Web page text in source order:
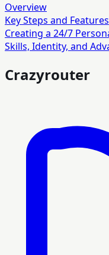
Overview
Key Steps and Features
Creating a 24/7
Skills, Identity, and
Crazyrouter